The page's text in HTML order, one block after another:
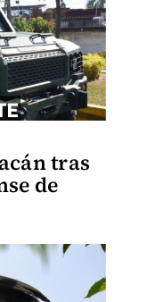
tras
de